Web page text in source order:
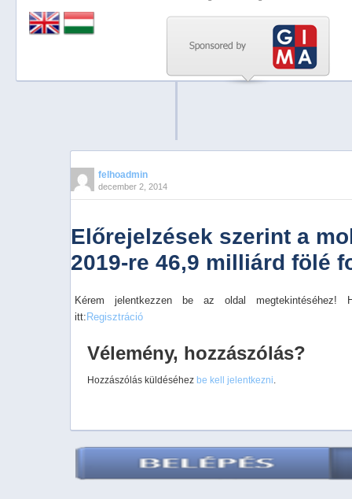
felhoadmin
december 2, 2014
Előrejelzések szerint a
2019-re 46,9 milliárd fölé
Kérem jelentkezzen be az oldal megtekintéséhez!
itt: Regisztráció
Vélemény, hozzászólás?
Hozzászólás küldéséhez be kell jelentkezni.